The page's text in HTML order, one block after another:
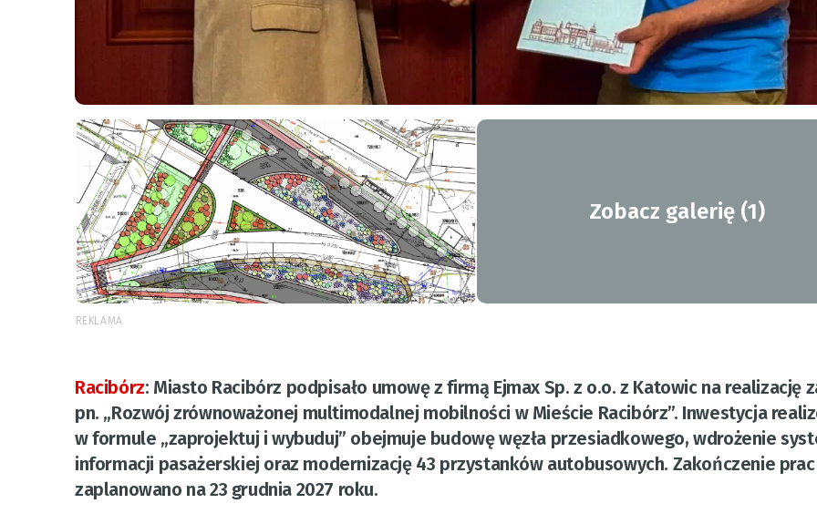
Zobacz galerię (1)
REKLAMA
Racibórz: Miasto Racibórz podpisało umowę z firmą Ejmax Sp. z o.o. z Katowic na realizację
pn. „Rozwój zrównoważonej multimodalnej mobilności w Mieście Racibórz”. Inwestycja
w formule „zaprojektuj i wybuduj” obejmuje budowę węzła przesiadkowego, wdrożenie
informacji pasażerskiej oraz modernizację 43 przystanków autobusowych. Zakończenie prac
zaplanowano na 23 grudnia 2027 roku.